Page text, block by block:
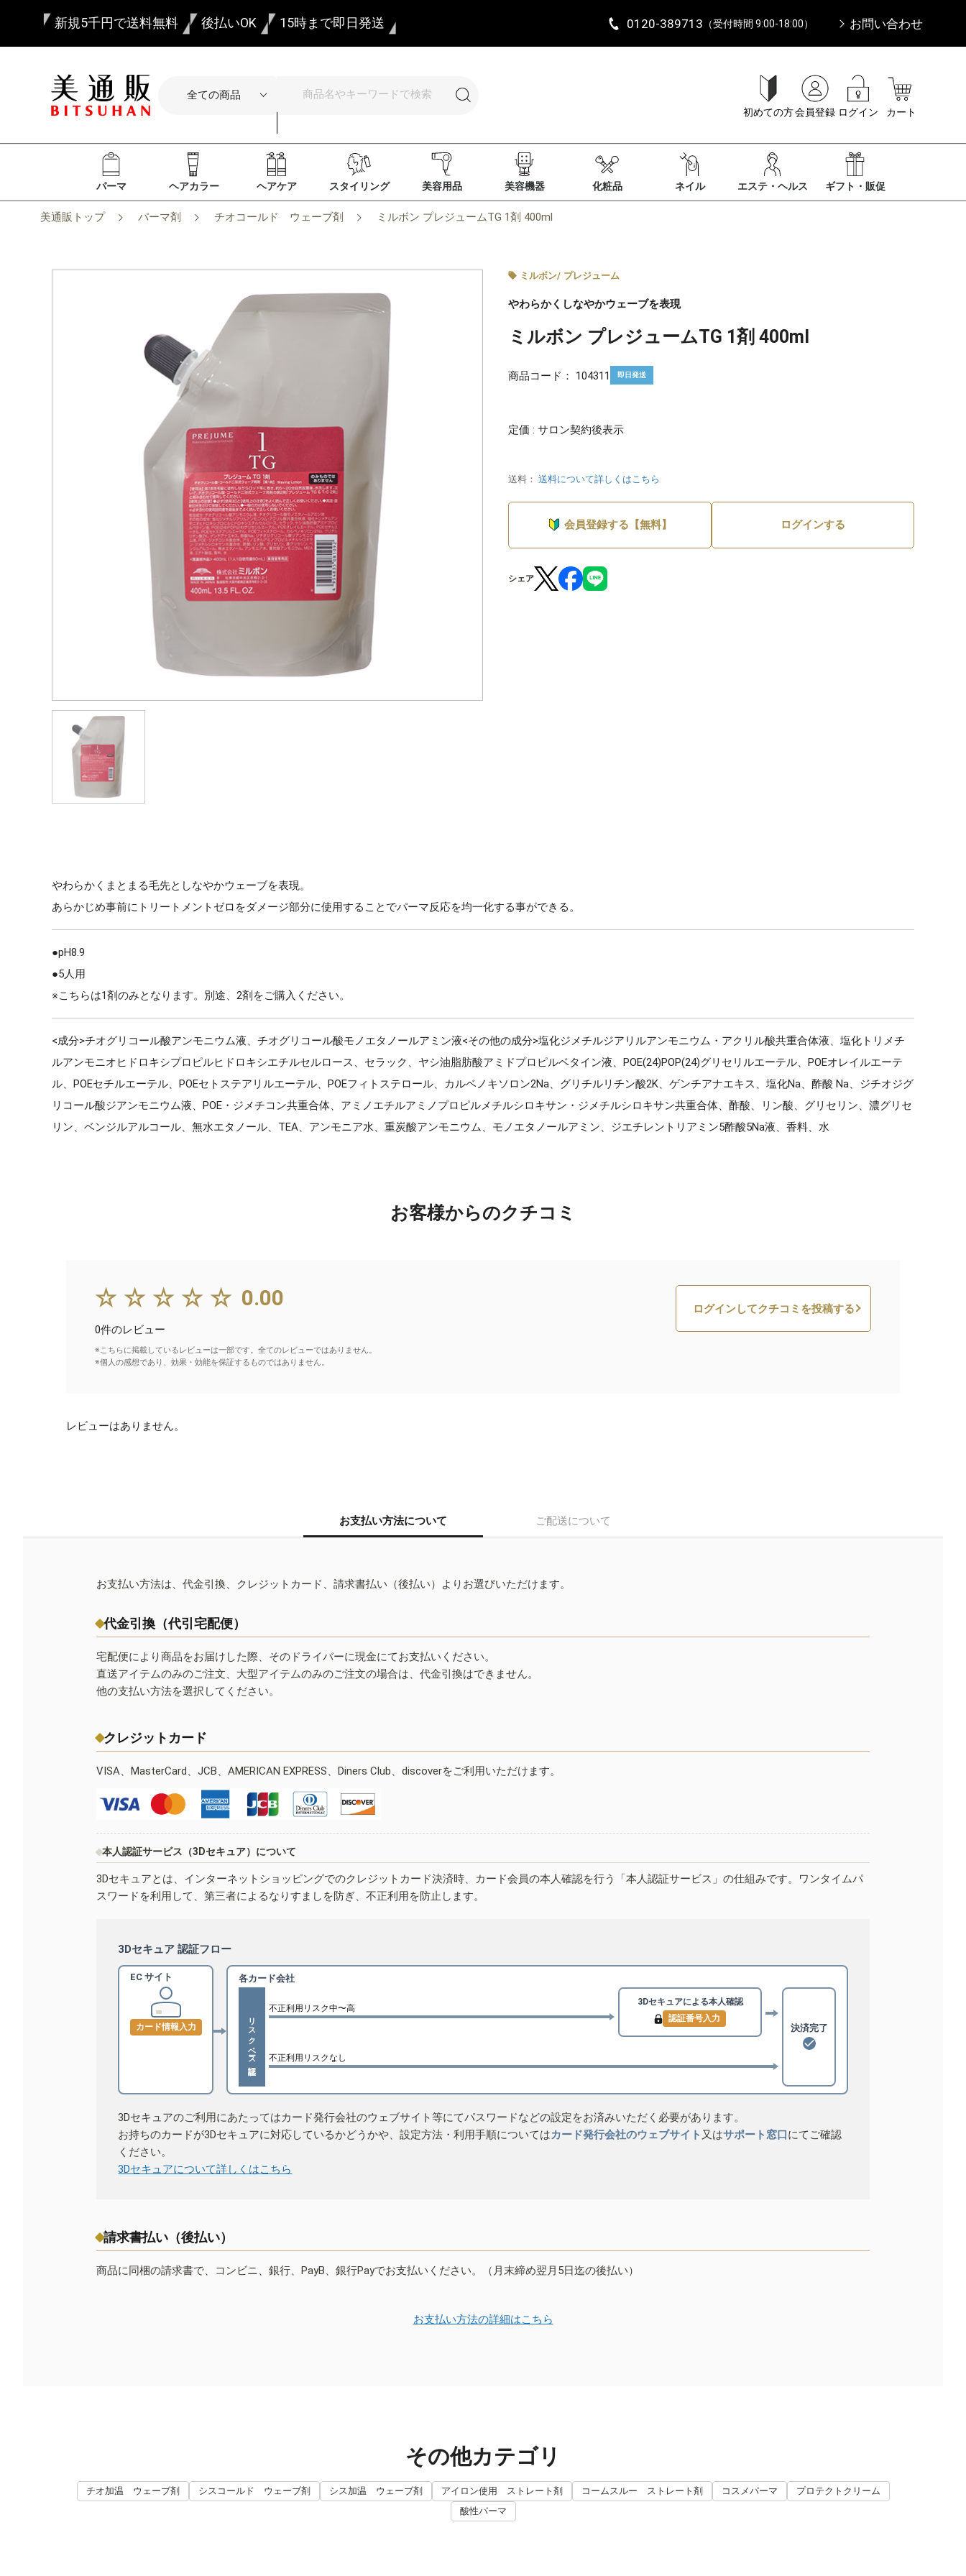
新規5千円で送料無料 後払いOK 15時まで即日発送 0120-389713 （受付時間 9:00-18:00） お問い合わせ
初めての方会員登録 ログイン カート
パーマ ヘアカラー ヘアケア スタイリング 美容用品 美容機器 化粧品 ネイル エステ・ヘルス ギフト・販促
美通販トップ パーマ剤 チオコールド ウェーブ剤 ミルボン プレジュームTG 1剤 400ml
ミルボン/ プレジューム
やわらかくしなやかウェーブを表現
ミルボン プレジュームTG 1剤 400ml
商品コード： 104311 即日発送
定価 : サロン契約後表示
送料： 送料について詳しくはこちら
会員登録する【無料】 ログインする
シェア
やわらかくまとまる毛先としなやかウェーブを表現。
あらかじめ事前にトリートメントゼロをダメージ部分に使用することでパーマ反応を均一化する事ができる。
●pH8.9
●5人用
※こちらは1剤のみとなります。別途、2剤をご購入ください。
<成分>チオグリコール酸アンモニウム液、チオグリコール酸モノエタノールアミン液<その他の成分>塩化ジメチルジアリルアンモニウム・アクリル酸共重合体液、塩化トリメチ
ルアンモニオヒドロキシプロピルヒドロキシエチルセルロース、セラック、ヤシ油脂肪酸アミドプロピルベタイン液、POE(24)POP(24)グリセリルエーテル、POEオレイルエーテ
ル、POEセチルエーテル、POEセトステアリルエーテル、POEフィトステロール、カルベノキソロン2Na、グリチルリチン酸2K、ゲンチアナエキス、塩化Na、酢酸 Na、ジチオジグ
リコール酸ジアンモニウム液、POE・ジメチコン共重合体、アミノエチルアミノプロピルメチルシロキサン・ジメチルシロキサン共重合体、酢酸、リン酸、グリセリン、濃グリセ
リン、ベンジルアルコール、無水エタノール、TEA、アンモニア水、重炭酸アンモニウム、モノエタノールアミン、ジエチレントリアミン5酢酸5Na液、香料、水
お客様からのクチコミ
☆☆☆☆☆ 0.00
0件のレビュー
※こちらに掲載しているレビューは一部です。全てのレビューではありません。
※個人の感想であり、効果・効能を保証するものではありません。
ログインしてクチコミを投稿する
レビューはありません。
お支払い方法について ご配送について
お支払い方法は、代金引換、クレジットカード、請求書払い（後払い）よりお選びいただけます。
代金引換（代引宅配便）
宅配便により商品をお届けした際、そのドライバーに現金にてお支払いください。
直送アイテムのみのご注文、大型アイテムのみのご注文の場合は、代金引換はできません。
他の支払い方法を選択してください。
クレジットカード
VISA、MasterCard、JCB、AMERICAN EXPRESS、Diners Club、discoverをご利用いただけます。
本人認証サービス（3Dセキュア）について
3Dセキュアとは、インターネットショッピングでのクレジットカード決済時、カード会員の本人確認を行う「本人認証サービス」の仕組みです。ワンタイムパ
スワードを利用して、第三者によるなりすましを防ぎ、不正利用を防止します。
3Dセキュア 認証フロー
EC サイト
カード情報入力
各カード会社
リスクベース認証
不正利用リスク中〜高
3Dセキュアによる本人確認
認証番号入力
不正利用リスクなし
決済完了
3Dセキュアのご利用にあたってはカード発行会社のウェブサイト等にてパスワードなどの設定をお済みいただく必要があります。
お持ちのカードが3Dセキュアに対応しているかどうかや、設定方法・利用手順についてはカード発行会社のウェブサイト 又はサポート窓口にてご確認
ください。
3Dセキュアについて詳しくはこちら
請求書払い（後払い）
商品に同梱の請求書で、コンビニ、銀行、PayB、銀行Payでお支払いください。（月末締め翌月5日迄の後払い）
お支払い方法の詳細はこちら
その他カテゴリ
チオ加温 ウェーブ剤 シスコールド ウェーブ剤 シス加温 ウェーブ剤 アイロン使用 ストレート剤 コームスルー ストレート剤 コスメパーマ
プロテクトクリーム
酸性パーマ